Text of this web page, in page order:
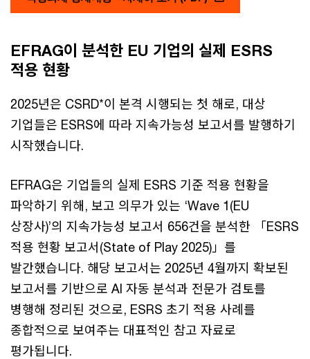
EFRAG이 분석한 EU 기업의 실제 ESRS
적용 현황
2025년은 CSRD*이 본격 시행되는 첫 해로, 대상
기업들은 ESRS에 따라 지속가능성 보고서를 발행하기
시작했습니다.
EFRAG은 기업들의 실제 ESRS 기준 적용 현황을
파악하기 위해, 보고 의무가 있는 ‘Wave 1(EU
상장사)’의 지속가능성 보고서 656건을 분석한 「ESRS
적용 현황 보고서(State of Play 2025)」를
발간했습니다. 해당 보고서는 2025년 4월까지 확보된
보고서를 기반으로 AI 자동 분석과 전문가 검토를
병행해 정리된 것으로, ESRS 초기 적용 사례를
종합적으로 보여주는 대표적인 참고 자료로
평가됩니다.